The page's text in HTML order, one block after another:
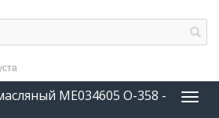
МЕ034605 O-358 -